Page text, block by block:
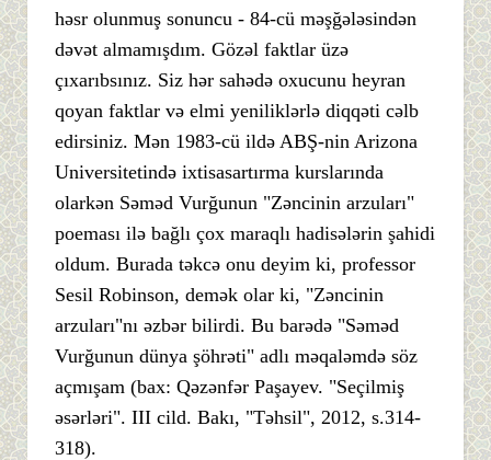
həsr olunmuş sonuncu - 84-cü məşğələsindən
dəvət almamışdım. Gözəl faktlar üzə
çıxarıbsınız. Siz hər sahədə oxucunu heyran
qoyan faktlar və elmi yeniliklərlə diqqəti cəlb
edirsiniz. Mən 1983-cü ildə ABŞ-nin Arizona
Universitetində ixtisasartırma kurslarında
olarkən Səməd Vurğunun "Zəncinin arzuları"
poeması ilə bağlı çox maraqlı hadisələrin şahidi
oldum. Burada təkcə onu deyim ki, professor
Sesil Robinson, demək olar ki, "Zəncinin
arzuları"nı əzbər bilirdi. Bu barədə "Səməd
Vurğunun dünya şöhrəti" adlı məqaləmdə söz
açmışam (bax: Qəzənfər Paşayev. "Seçilmiş
əsərləri". III cild. Bakı, "Təhsil", 2012, s.314-
318).